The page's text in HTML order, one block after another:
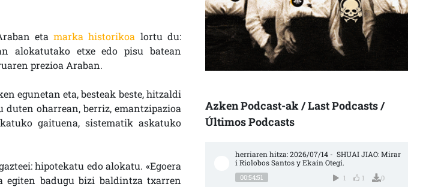
etamarka historikoa lortu du:
alokatutako etxe edo pisu batean
prezioa Araban.
egunetan eta, besteak beste, hitzaldi
oharrean, berriz, emantzipazioa
gaituena, sistematik askatuko
hipotekatu edo alokatu. «Egoera
egiten badugu bizi baldintza txarren
Azken Podcast-ak / Last Podcasts /
Últimos Podcasts
herriaren hitza: 2026/07/14 -  SHUAI JIAO: Mirar
i Riolobos Santos y Ekain Otegi.
00:54:51 1 1 0